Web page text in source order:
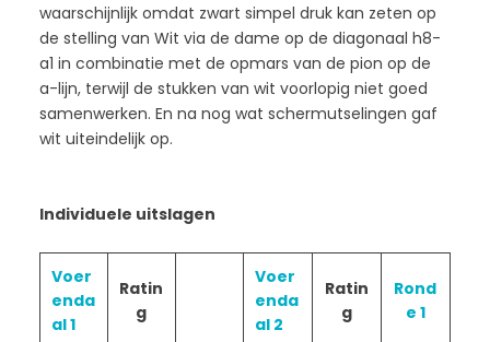
waarschijnlijk omdat zwart simpel druk kan zeten op
de stelling van Wit via de dame op de diagonaal h8-
a1 in combinatie met de opmars van de pion op de
a-lijn, terwijl de stukken van wit voorlopig niet goed
samenwerken. En na nog wat schermutselingen gaf
wit uiteindelijk op.
Individuele uitslagen
Voer
enda
al 1
Ratin
g
Voer
enda
al 2
Ratin
g
Rond
e 1